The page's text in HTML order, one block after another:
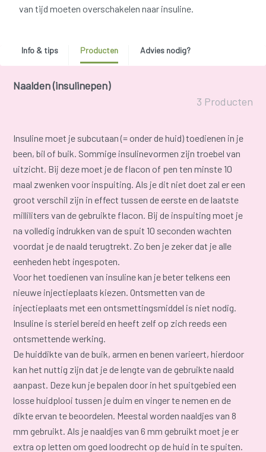
van tijd moeten overschakelen naar insuline.
Info & tips Producten Advies nodig?
Naalden (insulinepen)
3 Producten
Insuline moet je subcutaan (= onder de huid) toedienen in je
been, bil of buik. Sommige insulinevormen zijn troebel van
uitzicht. Bij deze moet je de flacon of pen ten minste 10
maal zwenken voor inspuiting. Als je dit niet doet zal er een
groot verschil zijn in effect tussen de eerste en de laatste
milliliters van de gebruikte flacon. Bij de inspuiting moet je
na volledig indrukken van de spuit 10 seconden wachten
voordat je de naald terugtrekt. Zo ben je zeker dat je alle
eenheden hebt ingespoten.
Voor het toedienen van insuline kan je beter telkens een
nieuwe injectieplaats kiezen. Ontsmetten van de
injectieplaats met een ontsmettingsmiddel is niet nodig.
Insuline is steriel bereid en heeft zelf op zich reeds een
ontsmettende werking.
De huiddikte van de buik, armen en benen varieert, hierdoor
kan het nuttig zijn dat je de lengte van de gebruikte naald
aanpast. Deze kun je bepalen door in het spuitgebied een
losse huidplooi tussen je duim en vinger te nemen en de
dikte ervan te beoordelen. Meestal worden naaldjes van 8
mm gebruikt. Als je naaldjes van 6 mm gebruikt moet je er
extra op letten om goed loodrecht op de huid in te spuiten.